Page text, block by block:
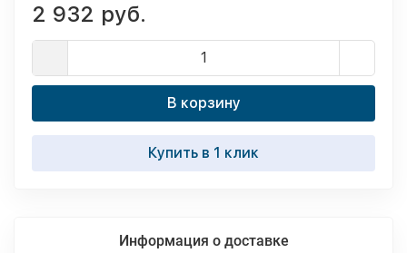
2 932 руб.
В корзину
Купить в 1 клик
Информация о доставке